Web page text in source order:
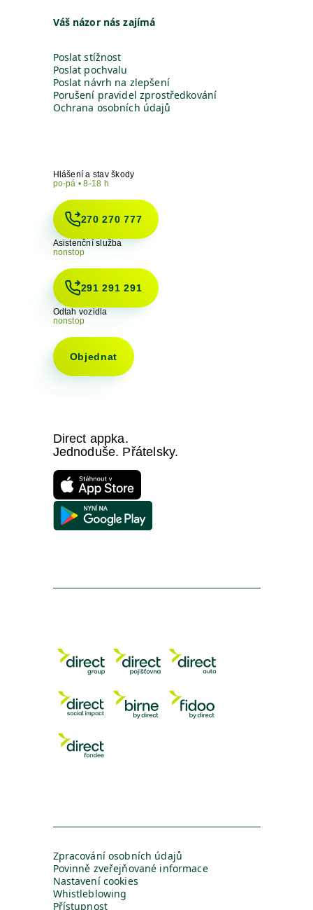
Váš názor nás zajímá
Poslat stížnost
Poslat pochvalu
Poslat návrh na zlepšení
Porušení pravidel zprostředkování
Ochrana osobních údajů
Hlášení a stav škody
po-pá • 8-18 h
270 270 777
Asistenční služba
nonstop
291 291 291
Odtah vozidla
nonstop
Objednat
Direct appka.
Jednoduše. Přátelsky.
Zpracování osobních údajů
Povinně zveřejňované informace
Nastavení cookies
Whistleblowing
Přístupnost